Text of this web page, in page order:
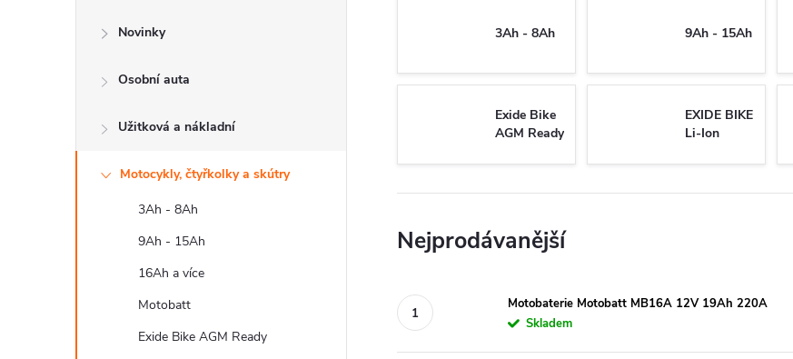
a
Novinky
Osobní auta
Užitková a nákladní
Motocykly, čtyřkolky a skútry
3Ah - 8Ah
9Ah - 15Ah
16Ah a více
Motobatt
Exide Bike AGM Ready
3Ah - 8Ah 9Ah - 15Ah
Exide Bike
AGM Ready
EXIDE BIKE
Li-Ion
Nejprodávanější
Motobaterie Motobatt MB16A 12V 19Ah 220A
Skladem